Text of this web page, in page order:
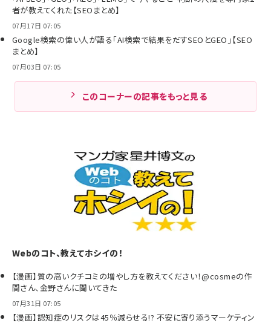
者が教えてくれた【SEOまとめ】
07月17日 07:05
Google検索の偉い人が語る「AI検索で結果をだすSEOとGEO」【SEO
まとめ】
07月03日 07:05
このコーナーの記事をもっと見る
Webのコト、教えてホシイの！
【漫画】質の高いクチコミの増やし方を教えてください！@cosmeの作
間さん、金野さんに聞いてきた
07月31日 07:05
【漫画】認知症のリスクは45％減らせる!? 不安に寄り添うマーケティン